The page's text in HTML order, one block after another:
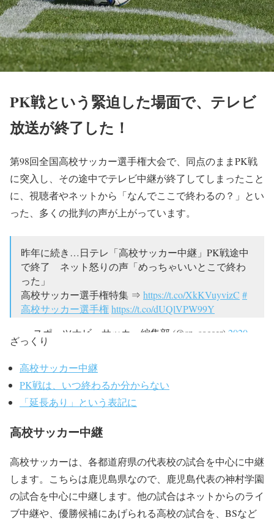
PK戦という緊迫した場面で、テレビ
放送が終了した！
第98回全国高校サッカー選手権大会で、同点のままPK戦
に突入し、その途中でテレビ中継が終了してしまったこと
に、視聴者やネットから「なんでここで終わるの？」とい
った、多くの批判の声が上がっています。
昨年に続き…日テレ「高校サッカー中継」PK戦途中
で終了 ネット怒りの声「めっちゃいいとこで終わ
った」
高校サッカー選手権特集 ⇒ https://t.co/XkKVuyvizC #
高校サッカー選手権https://t.co/dUQlVPW99Y
— スポーツナビ サッカー編集部 (@sn_soccer) 2020
年1月2日
ざっくり
高校サッカー中継
PK戦は、いつ終わるか分からない
「延長あり」という表記に
高校サッカー中継
高校サッカーは、各都道府県の代表校の試合を中心に中継
します。こちらは鹿児島県なので、鹿児島代表の神村学園
の試合を中心に中継します。他の試合はネットからのライ
ブ中継や、優勝候補にあげられる高校の試合を、BSなど